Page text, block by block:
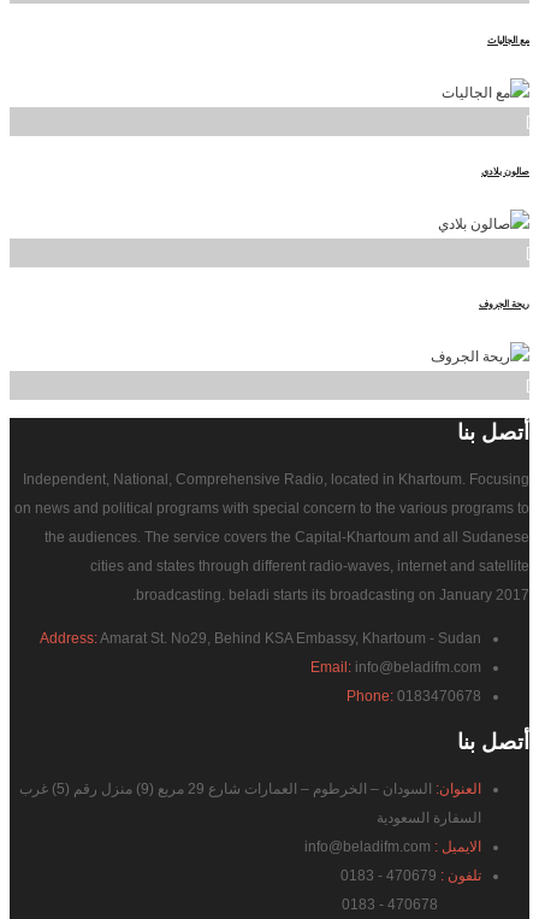
مع الجاليات
]
صالون بلادي
]
ريحة الجروف
]
أتصل بنا
Independent, National, Comprehensive Radio, located in Khartoum. Focusing
on news and political programs with special concern to the various programs to
the audiences. The service covers the Capital-Khartoum and all Sudanese
cities and states through different radio-waves, internet and satellite
broadcasting. beladi starts its broadcasting on January 2017.
Address:Amarat St. No29, Behind KSA Embassy, Khartoum - Sudan
Email: info@beladifm.com
Phone: 0183470678
أتصل بنا
العنوان:
السودان – الخرطوم – العمارات شارع 29 مربع (9) منزل رقم (5) غرب
السفارة السعودية
الايميل :
تلفون :